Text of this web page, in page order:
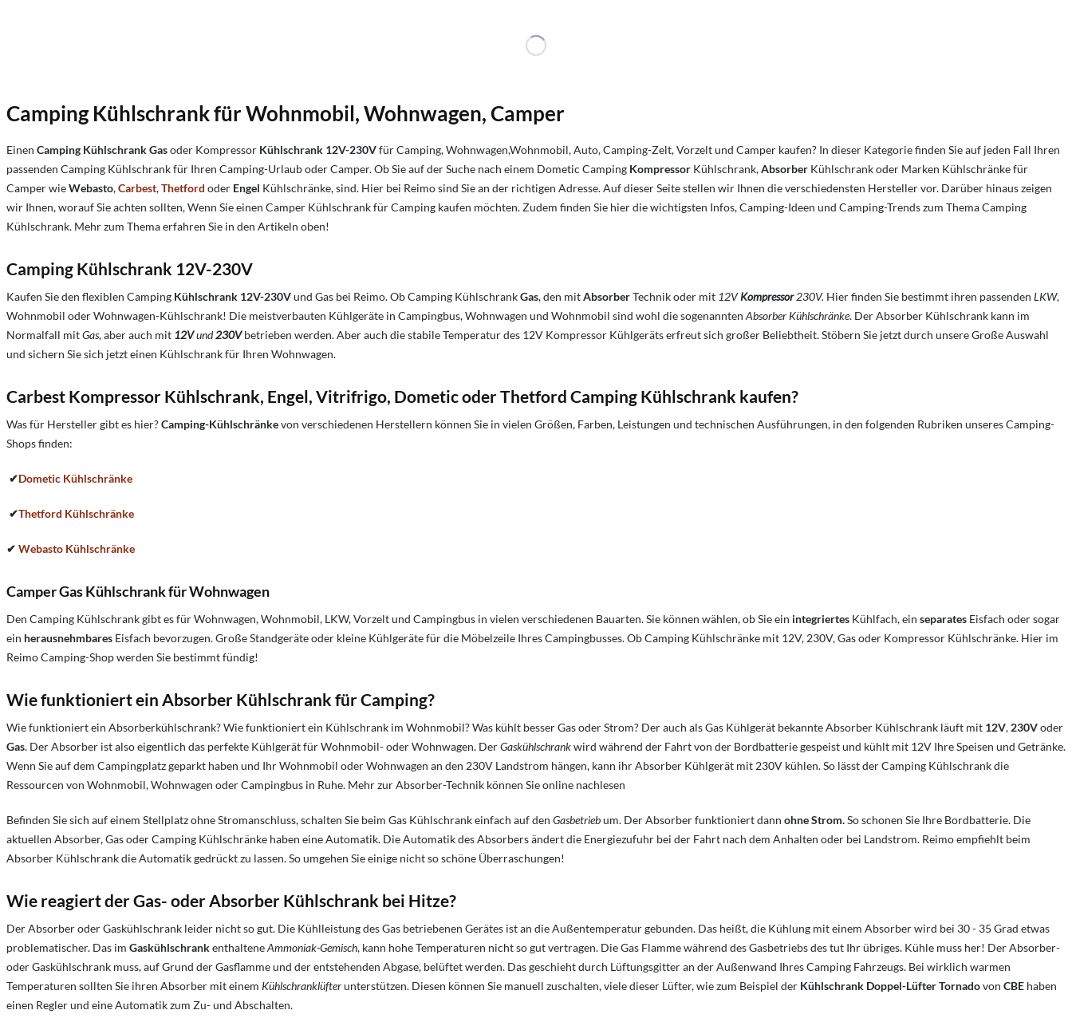
Camping Kühlschrank für Wohnmobil, Wohnwagen, Camper
Einen Camping Kühlschrank Gasoder Kompressor Kühlschrank 12V-230Vfür Camping, Wohnwagen,Wohnmobil, Auto, Camping-Zelt, Vorzelt und Camper kaufen? In dieser Kategorie finden Sie auf jeden Fall Ihren
passenden Camping Kühlschrank für Ihren Camping-Urlaub oder Camper. Ob Sie auf der Suche nach einem Dometic Camping Kompressor Kühlschrank,Absorber Kühlschrank oder Marken Kühlschränke für
Camper wieWebasto,Carbest,Thetford oder Engel Kühlschränke, sind. Hier bei Reimo sind Sie an der richtigen Adresse. Auf dieser Seite stellen wir Ihnen die verschiedensten Hersteller vor. Darüber hinaus zeigen
wir Ihnen, worauf Sie achten sollten, Wenn Sie einen Camper Kühlschrank für Camping kaufen möchten. Zudem finden Sie hier die wichtigsten Infos, Camping-Ideen und Camping-Trends zum Thema Camping
Kühlschrank. Mehr zum Thema erfahren Sie in den Artikeln oben!
Camping Kühlschrank 12V-230V
Kaufen Sie den flexiblen Camping Kühlschrank 12V-230Vund Gas bei Reimo. Ob Camping KühlschrankGas, den mitAbsorberTechnik oder mit 12VKompressor230V. Hier finden Sie bestimmt ihren passenden LKW,
Wohnmobil oder Wohnwagen-Kühlschrank! Die meistverbauten Kühlgeräte in Campingbus, Wohnwagen und Wohnmobil sind wohl die sogenanntenAbsorber Kühlschränke. Der Absorber Kühlschrank kann im
Normalfall mitGas, aber auch mit 12Vund230Vbetrieben werden. Aber auch die stabile Temperatur des 12V Kompressor Kühlgeräts erfreut sich großer Beliebtheit. Stöbern Sie jetzt durch unsere Große Auswahl
und sichern Sie sich jetzt einen Kühlschrank für Ihren Wohnwagen.
Carbest Kompressor Kühlschrank, Engel, Vitrifrigo, Dometic oder Thetford Camping Kühlschrank kaufen?
Was für Hersteller gibt es hier?Camping-Kühlschränkevon verschiedenen Herstellern können Sie in vielen Größen, Farben, Leistungen und technischen Ausführungen, in den folgenden Rubriken unseres Camping-
Shops finden:
✔Dometic Kühlschränke
✔Thetford Kühlschränke
✔ Webasto Kühlschränke
Camper Gas Kühlschrank für Wohnwagen
Den Camping Kühlschrank gibt es für Wohnwagen, Wohnmobil, LKW, Vorzelt und Campingbus in vielen verschiedenen Bauarten. Sie können wählen, ob Sie ein integriertes Kühlfach, ein separates Eisfach oder sogar
ein herausnehmbares Eisfach bevorzugen. Große Standgeräte oder kleine Kühlgeräte für die Möbelzeile Ihres Campingbusses. Ob Camping Kühlschränke mit 12V, 230V, Gas oder Kompressor Kühlschränke. Hier im
Reimo Camping-Shop werden Sie bestimmt fündig!
Wie funktioniert ein Absorber Kühlschrank für Camping?
Wie funktioniert ein Absorberkühlschrank?Wie funktioniert ein Kühlschrank im Wohnmobil?Was kühlt besser Gas oder Strom? Der auch als Gas Kühlgerät bekannte Absorber Kühlschrank läuft mit 12V,230Voder
Gas. Der Absorber ist also eigentlich das perfekte Kühlgerät für Wohnmobil- oder Wohnwagen. DerGaskühlschrankwird während der Fahrt von der Bordbatterie gespeist und kühlt mit 12V Ihre Speisen und Getränke.
Wenn Sie auf dem Campingplatz geparkt haben und Ihr Wohnmobil oder Wohnwagen an den 230V Landstrom hängen, kann ihr Absorber Kühlgerät mit 230V kühlen. So lässt der Camping Kühlschrank die
Ressourcen von Wohnmobil, Wohnwagen oder Campingbus in Ruhe. Mehr zur Absorber-Technik können Sie online nachlesen
Befinden Sie sich auf einem Stellplatz ohne Stromanschluss, schalten Sie beim Gas Kühlschrank einfach auf den Gasbetriebum. Der Absorber funktioniert dann ohne Strom.So schonen Sie Ihre Bordbatterie. Die
aktuellen Absorber, Gas oder Camping Kühlschränke haben eine Automatik. Die Automatik des Absorbers ändert die Energiezufuhr bei der Fahrt nach dem Anhalten oder bei Landstrom. Reimo empfiehlt beim
Absorber Kühlschrank die Automatik gedrückt zu lassen. So umgehen Sie einige nicht so schöne Überraschungen!
Wie reagiert der Gas- oder Absorber Kühlschrank bei Hitze?
Der Absorber oder Gaskühlschrank leider nicht so gut. Die Kühlleistung des Gas betriebenen Gerätes ist an die Außentemperatur gebunden. Das heißt, die Kühlung mit einem Absorber wird bei 30 - 35 Grad etwas
problematischer. Das im GaskühlschrankenthalteneAmmoniak-Gemisch, kann hohe Temperaturen nicht so gut vertragen. Die Gas Flamme während des Gasbetriebs des tut Ihr übriges. Kühle muss her! Der Absorber-
oder Gaskühlschrank muss, auf Grund der Gasflamme und der entstehenden Abgase, belüftet werden. Das geschieht durch Lüftungsgitter an der Außenwand Ihres Camping Fahrzeugs. Bei wirklich warmen
Temperaturen sollten Sie ihren Absorber mit einem Kühlschranklüfterunterstützen. Diesen können Sie manuell zuschalten, viele dieser Lüfter, wie zum Beispiel der Kühlschrank Doppel-Lüfter Tornadovon CBE haben
einen Regler und eine Automatik zum Zu- und Abschalten.